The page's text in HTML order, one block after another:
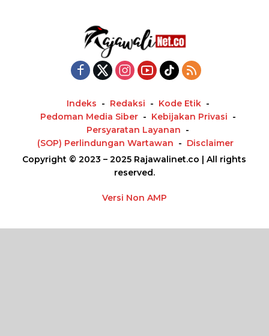
Indeks Redaksi
Kode Etik
Pedoman Media Siber
Kebijakan Privasi
Persyaratan Layanan
(SOP) Perlindungan Wartawan
Disclaimer
Copyright © 2023 – 2025 Rajawalinet.co | All rights
reserved.
Versi Non AMP